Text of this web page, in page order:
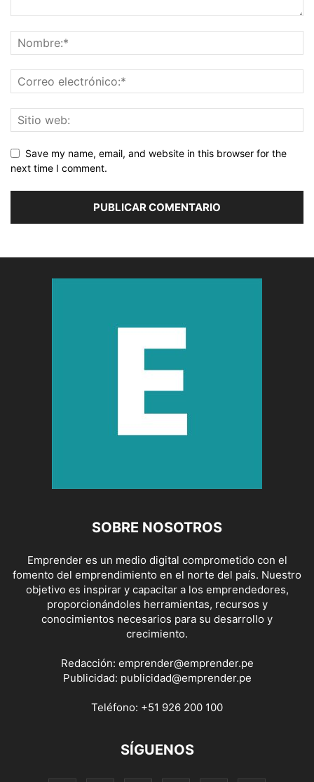
Save my name, email, and website in this browser for the
next time I comment.
SOBRE NOSOTROS
Emprender es un medio digital comprometido con el
fomento del emprendimiento en el norte del país. Nuestro
objetivo es inspirar y capacitar a los emprendedores,
proporcionándoles herramientas, recursos y
conocimientos necesarios para su desarrollo y
crecimiento.
Redacción: emprender@emprender.pe
Publicidad: publicidad@emprender.pe
Teléfono: +51 926 200 100
SÍGUENOS